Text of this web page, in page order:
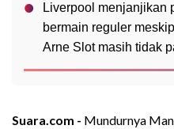
Liverpool menjanjikan
bermain reguler
Arne Slot masih tidak
Suara.com - Mundurnya